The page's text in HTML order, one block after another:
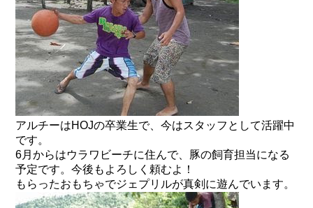
アルチーはHOJの卒業生で、今はスタッフとして活躍中
です。
6月からはウラワビーチに住んで、豚の飼育担当になる
予定です。今後もよろしく頼むよ！
もらったおもちゃでジェプリルが真剣に遊んでいます。